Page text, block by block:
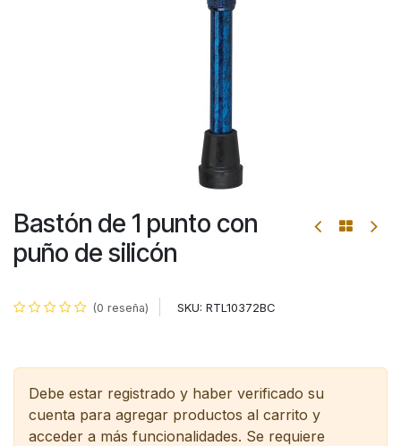
Bastón de 1 punto con
puño de silicón
(0 reseña) SKU: RTL10372BC
Debe estar registrado y haber verificado su
cuenta para agregar productos al carrito y
acceder a más funcionalidades. Se requiere